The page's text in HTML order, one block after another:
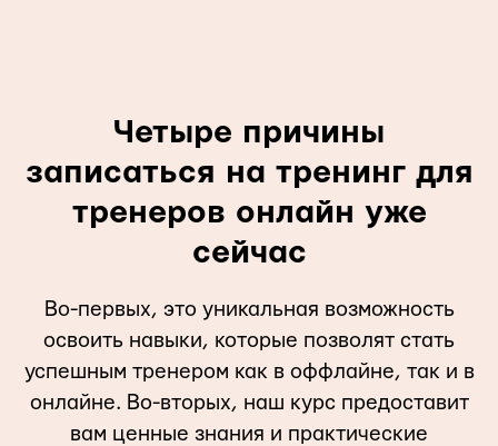
Четыре причины
записаться на тренинг для
тренеров онлайн уже
сейчас
Во-первых, это уникальная возможность
освоить навыки, которые позволят стать
успешным тренером как в оффлайне, так и в
онлайне. Во-вторых, наш курс предоставит
вам ценные знания и практические